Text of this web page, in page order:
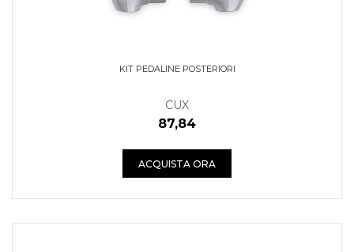
KIT PEDALINE POSTERIORI
CUX
87,84
ACQUISTA ORA